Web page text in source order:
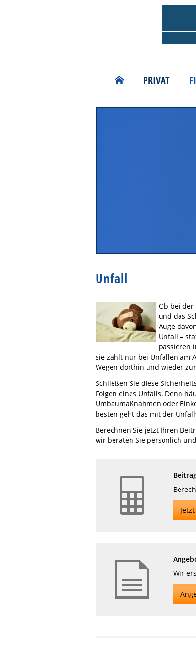
PRIVAT
Unfall
Ob bei der
und das
Auge
Unfall –
passieren
sie zahlt nur bei Unfällen am
Wegen dorthin und wieder
Schließen Sie diese
Folgen eines Unfalls. Denn
Umbaumaßnahmen oder
besten geht das mit der
Berechnen Sie jetzt Ihren
wir beraten Sie persönlich
Wir